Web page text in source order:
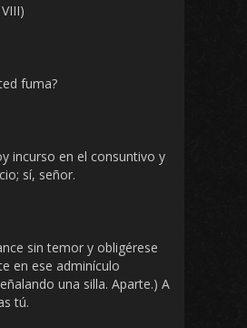
fuma?
incurso en el consuntivo y
sí, señor.
sin temor y obligérese
en ese adminículo
una silla. Aparte.) A
tú.